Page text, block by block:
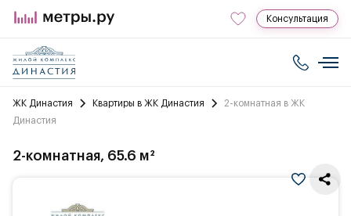
Консультация
ЖК Династия Квартиры в ЖК Династия
2-комнатная в ЖК
Династия
2-комнатная, 65.6 м²